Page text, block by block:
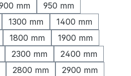
mm
950 mm
1300 mm
1400 mm
1800 mm
1900 mm
2300 mm
2400 mm
2800 mm
2900 mm